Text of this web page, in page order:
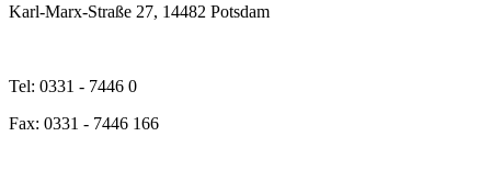
Karl-Marx-Straße 27, 14482 Potsdam
Tel: 0331 - 7446 0
Fax: 0331 - 7446 166